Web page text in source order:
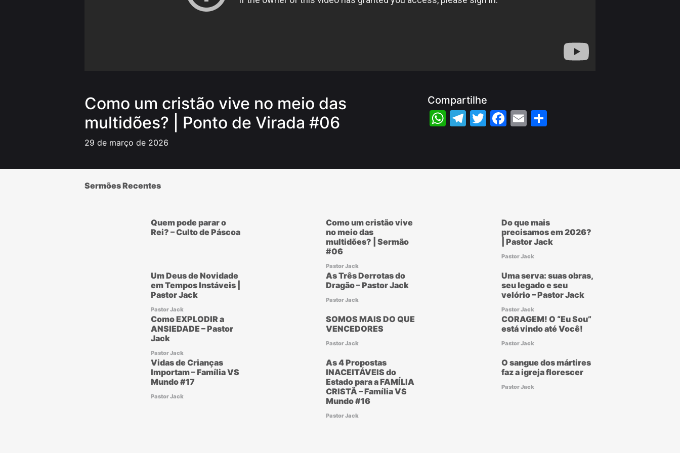
Como um cristão vive no meio das
multidões? | Ponto de Virada #06
29 de março de 2026
Compartilhe
WhatsApp
Telegram
Twitter
Facebook
Email
Sermões Recentes
Quem pode parar o
Rei? – Culto de Páscoa
Como um cristão vive
no meio das
multidões? | Sermão
#06
Pastor Jack
Do que mais
precisamos em 2026?
| Pastor Jack
Pastor Jack
Um Deus de Novidade
em Tempos Instáveis |
Pastor Jack
Pastor Jack
As Três Derrotas do
Dragão – Pastor Jack
Pastor Jack
Uma serva: suas obras,
seu legado e seu
velório – Pastor Jack
Pastor Jack
Como EXPLODIR a
ANSIEDADE – Pastor
Jack
Pastor Jack
SOMOS MAIS DO QUE
VENCEDORES
Pastor Jack
CORAGEM! O “Eu Sou”
está vindo até Você!
Pastor Jack
Vidas de Crianças
Importam – Família VS
Mundo #17
Pastor Jack
As 4 Propostas
INACEITÁVEIS do
Estado para a FAMÍLIA
CRISTÃ – Família VS
Mundo #16
Pastor Jack
O sangue dos mártires
faz a igreja florescer
Pastor Jack